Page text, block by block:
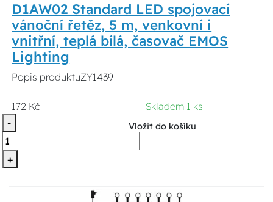
D1AW02 Standard LED spojovací
vánoční řetěz, 5 m, venkovní i
vnitřní, teplá bílá, časovač EMOS
Lighting
Popis produktuZY1439
172 Kč
Skladem 1 ks
-
+
Vložit do košíku